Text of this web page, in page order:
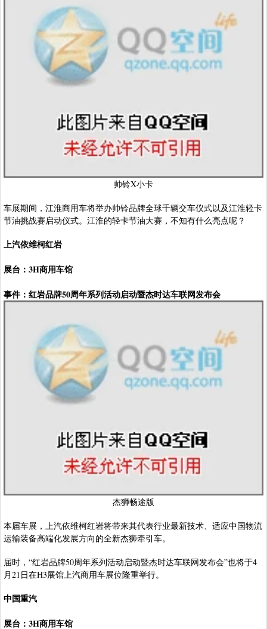
帅铃X小卡
车展期间，江淮商用车将举办帅铃品牌全球千辆交车仪式以及江淮轻卡
节油挑战赛启动仪式。江淮的轻卡节油大赛，不知有什么亮点呢？
上汽依维柯红岩
展台：3H商用车馆
事件：红岩品牌50周年系列活动启动暨杰时达车联网发布会
杰狮畅途版
本届车展，上汽依维柯红岩将带来其代表行业最新技术、适应中国物流
运输装备高端化发展方向的全新杰狮牵引车。
届时，“红岩品牌50周年系列活动启动暨杰时达车联网发布会”也将于4
月21日在H3展馆上汽商用车展位隆重举行。
中国重汽
展台：3H商用车馆